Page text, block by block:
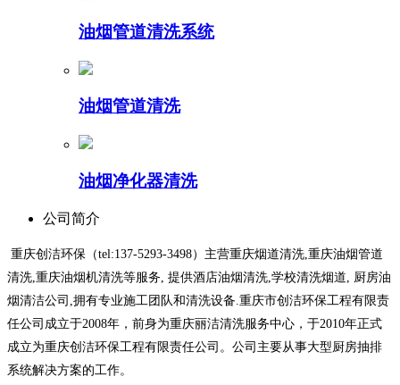
油烟管道清洗系统
油烟管道清洗
油烟净化器清洗
公司简介
重庆创洁环保（tel:137-5293-3498）主营重庆烟道清洗,重庆油烟管道
清洗,重庆油烟机清洗等服务, 提供酒店油烟清洗,学校清洗烟道, 厨房油
烟清洁公司,拥有专业施工团队和清洗设备.重庆市创洁环保工程有限责
任公司成立于2008年，前身为重庆丽洁清洗服务中心，于2010年正式
成立为重庆创洁环保工程有限责任公司。公司主要从事大型厨房抽排
系统解决方案的工作。